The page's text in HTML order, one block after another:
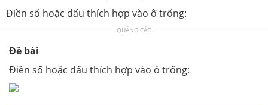
Điền số hoặc dấu thích hợp vào ô trống:
QUẢNG CÁO
Đề bài
Điền số hoặc dấu thích hợp vào ô trống: